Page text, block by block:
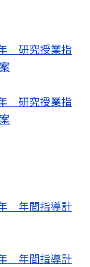
研究授業指
研究授業指
年間指導計
年間指導計